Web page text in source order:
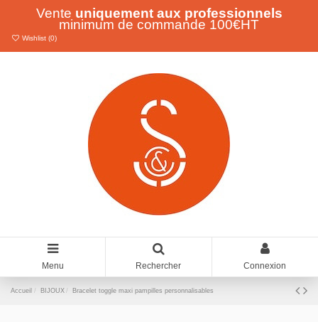
Vente uniquement aux professionnels
minimum de commande 100€HT
Wishlist (0)
Menu Rechercher Connexion
Accueil BIJOUX Bracelet toggle maxi pampilles personnalisables